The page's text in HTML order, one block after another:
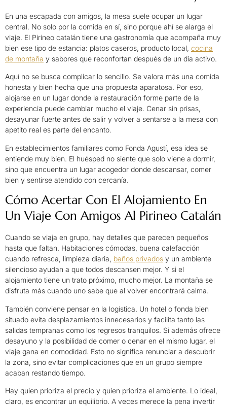
En una escapada con amigos, la mesa suele ocupar un lugar
central. No solo por la comida en sí, sino porque ahí se alarga el
viaje. El Pirineo catalán tiene una gastronomía que acompaña muy
bien ese tipo de estancia: platos caseros, producto local, cocina
de montaña y sabores que reconfortan después de un día activo.
Aquí no se busca complicar lo sencillo. Se valora más una comida
honesta y bien hecha que una propuesta aparatosa. Por eso,
alojarse en un lugar donde la restauración forme parte de la
experiencia puede cambiar mucho el viaje. Cenar sin prisas,
desayunar fuerte antes de salir y volver a sentarse a la mesa con
apetito real es parte del encanto.
En establecimientos familiares como Fonda Agustí, esa idea se
entiende muy bien. El huésped no siente que solo viene a dormir,
sino que encuentra un lugar acogedor donde descansar, comer
bien y sentirse atendido con cercanía.
Cómo Acertar Con El Alojamiento En
Un Viaje Con Amigos Al Pirineo Catalán
Cuando se viaja en grupo, hay detalles que parecen pequeños
hasta que faltan. Habitaciones cómodas, buena calefacción
cuando refresca, limpieza diaria, baños privados y un ambiente
silencioso ayudan a que todos descansen mejor. Y si el
alojamiento tiene un trato próximo, mucho mejor. La montaña se
disfruta más cuando uno sabe que al volver encontrará calma.
También conviene pensar en la logística. Un hotel o fonda bien
situado evita desplazamientos innecesarios y facilita tanto las
salidas tempranas como los regresos tranquilos. Si además ofrece
desayuno y la posibilidad de comer o cenar en el mismo lugar, el
viaje gana en comodidad. Esto no significa renunciar a descubrir
la zona, sino evitar complicaciones que en un grupo siempre
acaban restando tiempo.
Hay quien prioriza el precio y quien prioriza el ambiente. Lo ideal,
claro, es encontrar un equilibrio. A veces merece la pena invertir